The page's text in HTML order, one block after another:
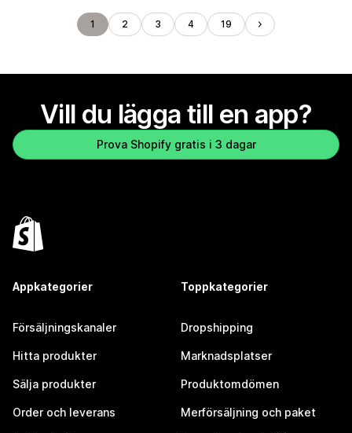
1 2 3 4 19
Vill du lägga till en app?
Prova Shopify gratis i 3 dagar
Appkategorier
Försäljningskanaler
Hitta produkter
Sälja produkter
Order och leverans
Toppkategorier
Dropshipping
Marknadsplatser
Produktomdömen
Merförsäljning och paket